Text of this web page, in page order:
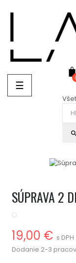
Prepnúť
navigáciu
☰
search
SÚPRAVA 2
19,00 € s DPH
Dodanie 2-3